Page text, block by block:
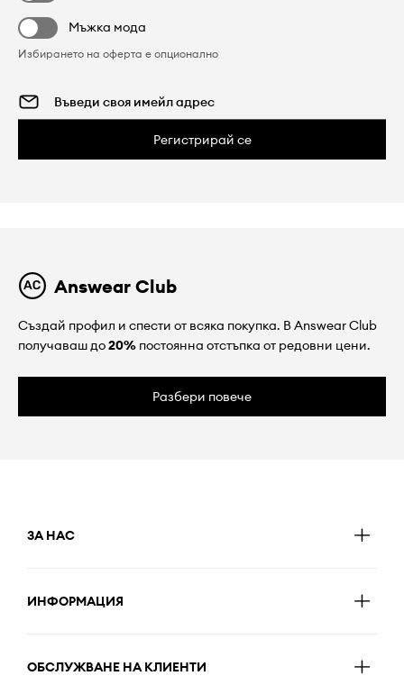
Мъжка мода
Избирането на оферта е опционално
Регистрирай се
Answear Club
Създай профил и спести от всяка покупка. В Answear Club
получаваш до20% постоянна отстъпка от редовни цени.
Разбери повече
ЗА НАС
ИНФОРМАЦИЯ
ОБСЛУЖВАНЕ НА КЛИЕНТИ